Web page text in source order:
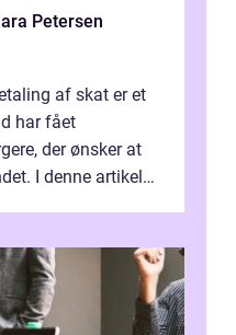
Petersen
af skat er et
har fået
der ønsker at
I denne artikel